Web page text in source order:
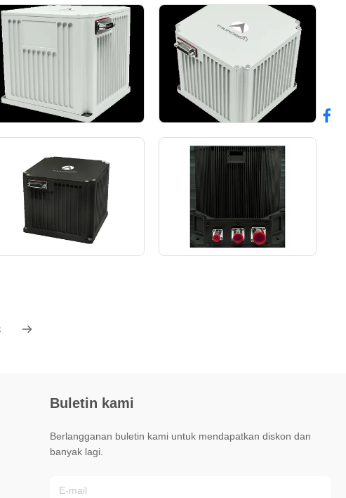
Buletin kami
Berlangganan buletin kami untuk mendapatkan diskon dan
banyak lagi.